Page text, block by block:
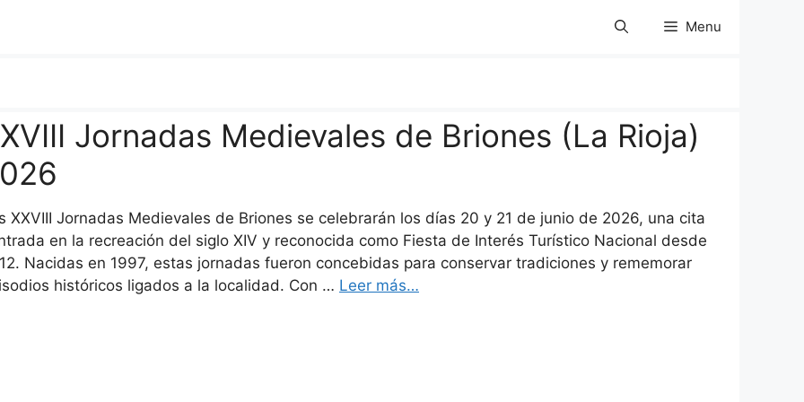
Menu
Jornadas Medievales de Briones (La Rioja)
XXVIII Jornadas Medievales de Briones se celebrarán los días 20 y 21 de junio de 2026, una cita
en la recreación del siglo XIV y reconocida como Fiesta de Interés Turístico Nacional desde
Nacidas en 1997, estas jornadas fueron concebidas para conservar tradiciones y rememorar
históricos ligados a la localidad. Con … Leer más…